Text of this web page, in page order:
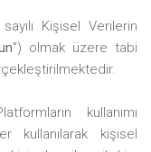
Kişisel Verilerin
”) olmak üzere tabi
kullanımı
kullanılarak kişisel